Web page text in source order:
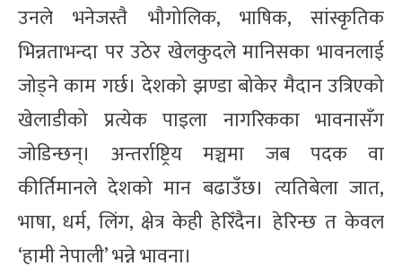
उनले भनेजस्तै भौगोलिक, भाषिक, सांस्कृतिक
भिन्नताभन्दा पर उठेर खेलकुदले मानिसका भावनलाई
जोड्ने काम गर्छ। देशको झण्डा बोकेर मैदान उत्रिएको
खेलाडीको प्रत्येक पाइला नागरिकका भावनासँग
जोडिन्छन्। अन्तर्राष्ट्रिय मञ्चमा जब पदक वा
कीर्तिमानले देशको मान बढाउँछ। त्यतिबेला जात,
भाषा, धर्म, लिंग, क्षेत्र केही हेरिँदैन। हेरिन्छ त केवल
‘हामी नेपाली’ भन्ने भावना।